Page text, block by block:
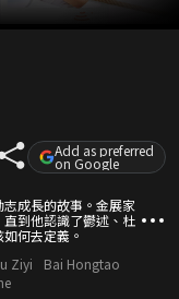
成長的故事。金展家
到他認識了鬱述、杜
何去定義。
Add as preferred
on Google
Ziyi
Bai Hongtao